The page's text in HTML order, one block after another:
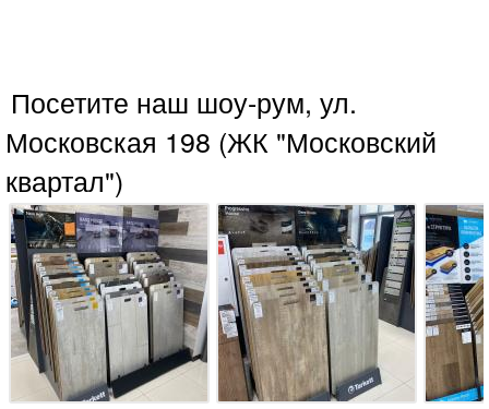
Посетите наш шоу-рум, ул.
Московская 198 (ЖК "Московский
квартал")